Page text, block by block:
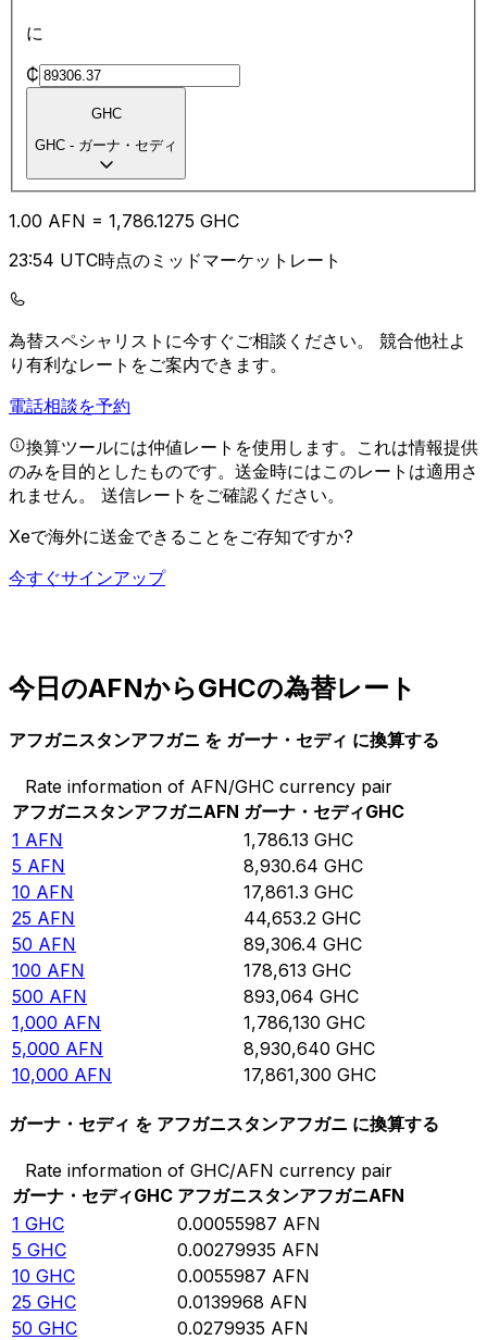
に
₵
GHC
GHC - ガーナ・セディ
1.00 AFN = 1,786.1275 GHC
23:54 UTC時点のミッドマーケットレート
為替スペシャリストに今すぐご相談ください。 競合他社よ
り有利なレートをご案内できます。
電話相談を予約
換算ツールには仲値レートを使用します。これは情報提供
のみを目的としたものです。送金時にはこのレートは適用さ
れません。 送信レートをご確認ください。
Xeで海外に送金できることをご存知ですか?
今すぐサインアップ
今日のAFNからGHCの為替レート
アフガニスタンアフガニ を ガーナ・セディ に換算する
Rate information of AFN/GHC currency pair
アフガニスタンアフガニAFN ガーナ・セディGHC
1 AFN 1,786.13 GHC
5 AFN 8,930.64 GHC
10 AFN 17,861.3 GHC
25 AFN 44,653.2 GHC
50 AFN 89,306.4 GHC
100 AFN 178,613 GHC
500 AFN 893,064 GHC
1,000 AFN 1,786,130 GHC
5,000 AFN 8,930,640 GHC
10,000 AFN 17,861,300 GHC
ガーナ・セディ を アフガニスタンアフガニ に換算する
Rate information of GHC/AFN currency pair
ガーナ・セディGHC アフガニスタンアフガニAFN
1 GHC 0.00055987 AFN
5 GHC 0.00279935 AFN
10 GHC 0.0055987 AFN
25 GHC 0.0139968 AFN
50 GHC 0.0279935 AFN